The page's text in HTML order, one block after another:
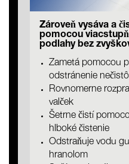
Zároveň vysáva a
pomocou
podlahy bez
Zametá pomocou
odstránenie
Rovnomerne
valček
Šetrne čistí
hlboké čistenie
Odstraňuje vodu
hranolom